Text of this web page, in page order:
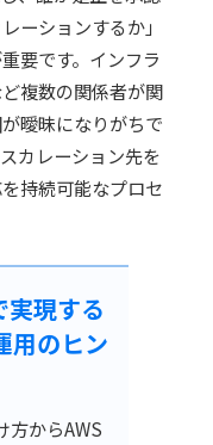
ーションするか」
要です。インフラ
複数の関係者が関
曖昧になりがちで
カレーション先を
持続可能なプロセ
実現する
用のヒン
方からAWS